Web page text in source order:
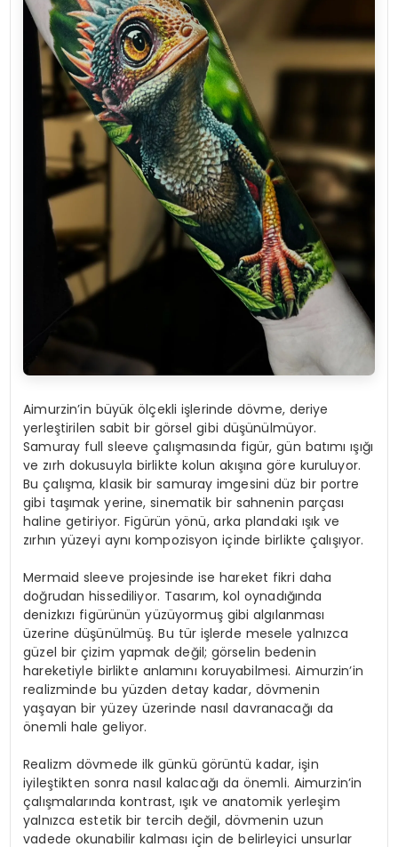
Aimurzin’in büyük ölçekli işlerinde dövme, deriye
yerleştirilen sabit bir görsel gibi düşünülmüyor.
Samuray full sleeve çalışmasında figür, gün batımı ışığı
ve zırh dokusuyla birlikte kolun akışına göre kuruluyor.
Bu çalışma, klasik bir samuray imgesini düz bir portre
gibi taşımak yerine, sinematik bir sahnenin parçası
haline getiriyor. Figürün yönü, arka plandaki ışık ve
zırhın yüzeyi aynı kompozisyon içinde birlikte çalışıyor.
Mermaid sleeve projesinde ise hareket fikri daha
doğrudan hissediliyor. Tasarım, kol oynadığında
denizkızı figürünün yüzüyormuş gibi algılanması
üzerine düşünülmüş. Bu tür işlerde mesele yalnızca
güzel bir çizim yapmak değil; görselin bedenin
hareketiyle birlikte anlamını koruyabilmesi. Aimurzin’in
realizminde bu yüzden detay kadar, dövmenin
yaşayan bir yüzey üzerinde nasıl davranacağı da
önemli hale geliyor.
Realizm dövmede ilk günkü görüntü kadar, işin
iyileştikten sonra nasıl kalacağı da önemli. Aimurzin’in
çalışmalarında kontrast, ışık ve anatomik yerleşim
yalnızca estetik bir tercih değil, dövmenin uzun
vadede okunabilir kalması için de belirleyici unsurlar